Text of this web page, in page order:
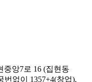
중앙7로 16 (집현동
번없이 1357+4(창업),